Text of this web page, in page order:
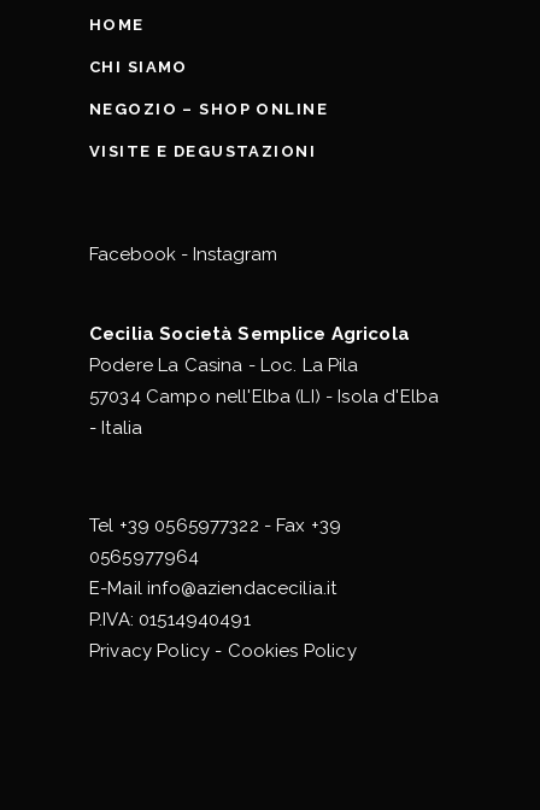
HOME
CHI SIAMO
NEGOZIO – SHOP ONLINE
VISITE E DEGUSTAZIONI
Facebook - Instagram
Cecilia Società Semplice Agricola
Podere La Casina - Loc. La Pila
57034 Campo nell'Elba (LI) - Isola d'Elba
- Italia
Tel +39 0565977322 - Fax +39
0565977964
E-Mailinfo@aziendacecilia.it
P.IVA: 01514940491
Privacy Policy - Cookies Policy